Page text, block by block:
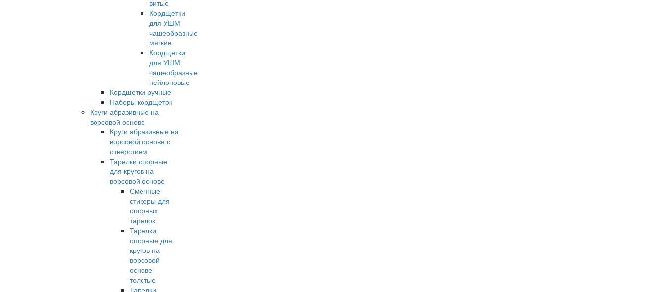
витые
Кордщетки
для УШМ
чашеобразные
мягкие
Кордщетки
для УШМ
чашеобразные
нейлоновые
Кордщетки ручные
Наборы кордщеток
Круги абразивные на
ворсовой основе
Круги абразивные на
ворсовой основе с
отверстием
Тарелки опорные
для кругов на
ворсовой основе
Сменные
стикеры для
опорных
тарелок
Тарелки
опорные для
кругов на
ворсовой
основе
толстые
Тарелки